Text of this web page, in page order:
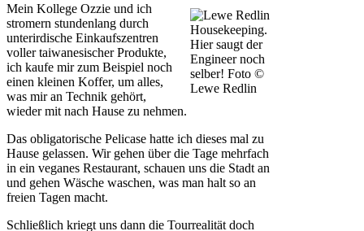
Housekeeping.
Hier saugt der
Engineer noch
selber! Foto ©
Lewe Redlin
Mein Kollege Ozzie und ich
stromern stundenlang durch
unterirdische Einkaufszentren
voller taiwanesischer Produkte,
ich kaufe mir zum Beispiel noch
einen kleinen Koffer, um alles,
was mir an Technik gehört,
wieder mit nach Hause zu nehmen.
Das obligatorische Pelicase hatte ich dieses mal zu
Hause gelassen. Wir gehen über die Tage mehrfach
in ein veganes Restaurant, schauen uns die Stadt an
und gehen Wäsche waschen, was man halt so an
freien Tagen macht.
Schließlich kriegt uns dann die Tourrealität doch